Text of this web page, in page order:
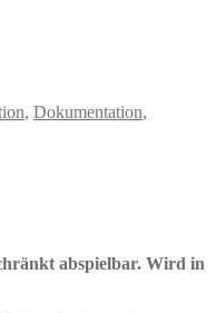
, Dokumentation,
abspielbar. Wird in